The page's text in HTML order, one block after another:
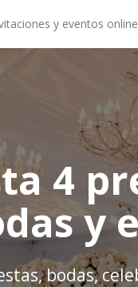
y eventos online
4
y
bodas,